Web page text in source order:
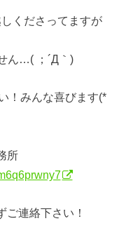
くださってますが
ん…( ；´Д｀)
！みんな喜びます(*
所
連絡下さい！